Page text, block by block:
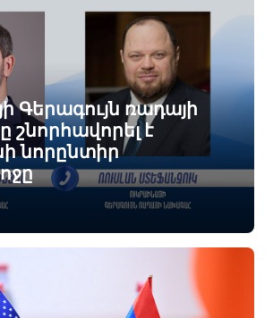
Գերագույն ռադայի
է
նորընտիր